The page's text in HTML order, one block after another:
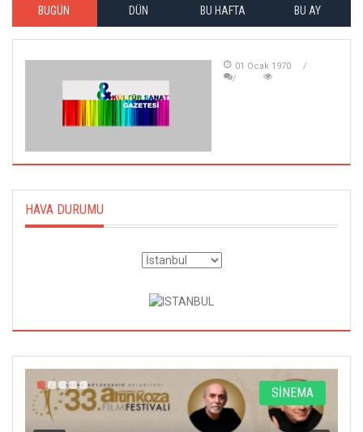
BUGÜN DÜN BU HAFTA BU AY
01 Ocak 1970
HAVA DURUMU
SİNEMA